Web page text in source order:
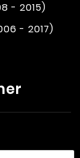
- 2015)
- 2017)